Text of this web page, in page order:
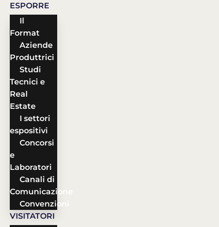
ESPORRE
Il
Format
Aziende
Produttrici
Studi
Tecnici e
Real
Estate
I settori
espositivi
Concorsi
e
Laboratori
Canali di
Comunicazione
Convenzioni
VISITATORI